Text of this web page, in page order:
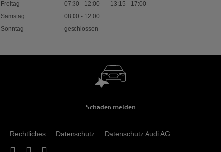
Freitag
07:30 - 12:00 13:15 - 17:00
Samstag
08:00 - 12:00
Sonntag
geschlossen
Schaden melden
Rechtliches Datenschutz Datenschutz Audi AG